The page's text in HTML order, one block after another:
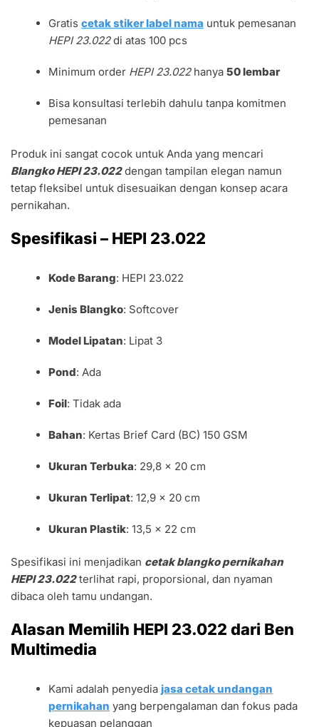
Gratiscetak stiker label nama untuk pemesanan
HEPI 23.022di atas 100 pcs
Minimum order HEPI 23.022hanya50 lembar
Bisa konsultasi terlebih dahulu tanpa komitmen
pemesanan
Produk ini sangat cocok untuk Anda yang mencari
Blangko HEPI 23.022dengan tampilan elegan namun
tetap fleksibel untuk disesuaikan dengan konsep acara
pernikahan.
Spesifikasi – HEPI 23.022
Kode Barang: HEPI 23.022
Jenis Blangko: Softcover
Model Lipatan: Lipat 3
Pond: Ada
Foil: Tidak ada
Bahan: Kertas Brief Card (BC) 150 GSM
Ukuran Terbuka: 29,8 x 20 cm
Ukuran Terlipat: 12,9 x 20 cm
Ukuran Plastik: 13,5 x 22 cm
Spesifikasi ini menjadikan cetak blangko pernikahan
HEPI 23.022terlihat rapi, proporsional, dan nyaman
dibaca oleh tamu undangan.
Alasan Memilih HEPI 23.022 dari Ben
Multimedia
Kami adalah penyediajasa cetak undangan
pernikahan yang berpengalaman dan fokus pada
kepuasan pelanggan